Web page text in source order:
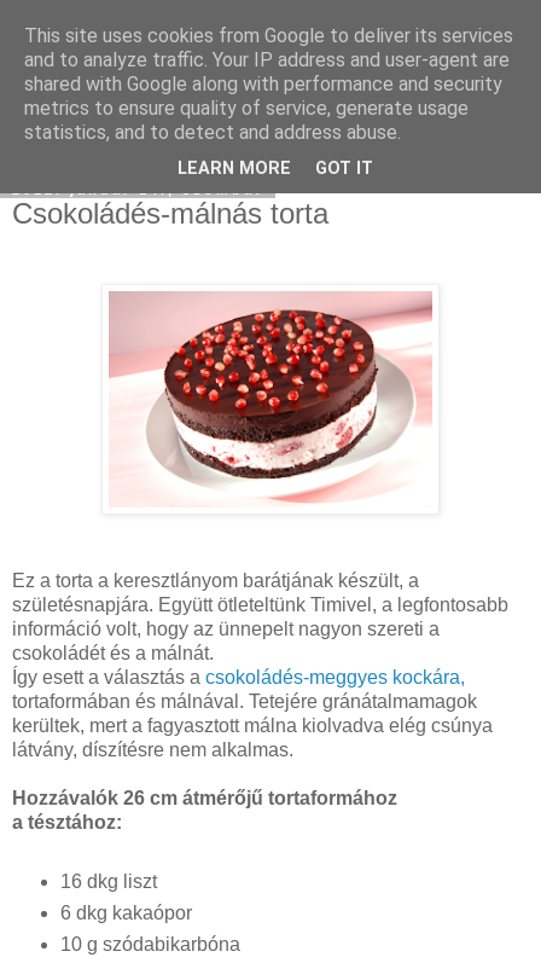
Moha Konyha
Csokoládés-málnás torta
Ez a torta a keresztlányom barátjának készült, a
születésnapjára. Együtt ötleteltünk Timivel, a legfontosabb
információ volt, hogy az ünnepelt nagyon szereti a
csokoládét és a málnát.
Így esett a választás a csokoládés-meggyes kockára,
tortaformában és málnával. Tetejére gránátalmamagok
kerültek, mert a fagyasztott málna kiolvadva elég csúnya
látvány, díszítésre nem alkalmas.
Hozzávalók 26 cm átmérőjű tortaformához
a tésztához:
16 dkg liszt
6 dkg kakaópor
10 g szódabikarbóna
This site uses cookies from Google to deliver its services
and to analyze traffic. Your IP address and user-agent are
shared with Google along with performance and security
metrics to ensure quality of service, generate usage
statistics, and to detect and address abuse.
LEARN MORE GOT IT